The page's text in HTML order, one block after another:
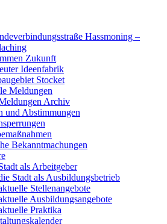
Hassmoning –
Zukunft
Ideenfabrik
Stocket
Meldungen
Archiv
und Abstimmungen
Bekanntmachungen
als Arbeitgeber
Stadt als Ausbildungsbetrieb
Stellenangebote
Ausbildungsangebote
Praktika